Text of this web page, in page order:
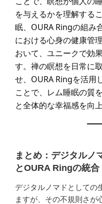
を与えるかを理解する
眠、OURA Ringの組み
における心身の健康管
おいて、ユニークで効
す。禅の瞑想を日常に
せ、OURA Ringを活用
ことで、レム睡眠の質
と全体的な幸福感を向
まとめ：デジタルノ
とOURA Ringの統合
デジタルノマドとしての
ますが、その不規則さが